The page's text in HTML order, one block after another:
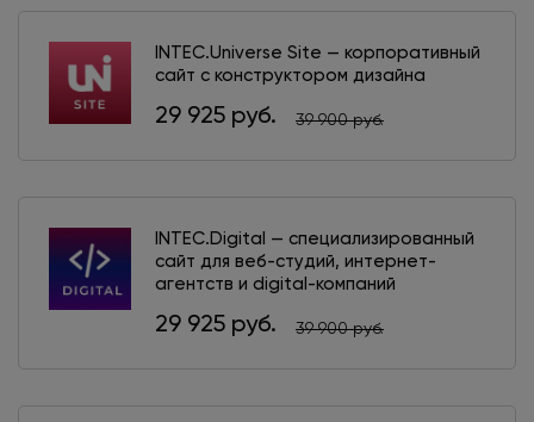
INTEC.Universe Site — корпоративный
сайт с конструктором дизайна
29 925 руб. 39 900 руб.
INTEC.Digital — специализированный
сайт для веб-студий, интернет-
агентств и digital-компаний
29 925 руб. 39 900 руб.